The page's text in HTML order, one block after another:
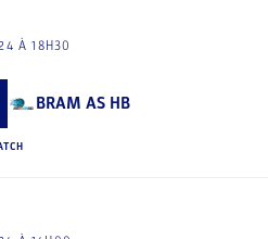
À 18H30
BRAM AS HB